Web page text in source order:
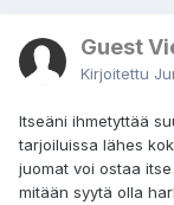
Guest
Kirjoitettu
Itseäni ihmetyttää
tarjoiluissa lähes
juomat voi ostaa
mitään syytä olla